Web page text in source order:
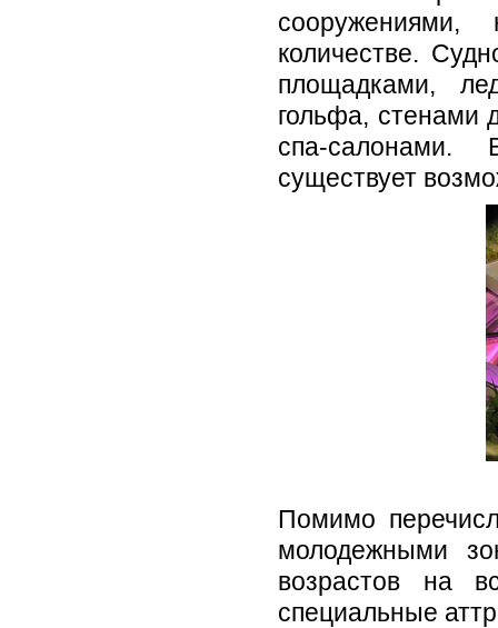
количестве.
площадками,
гольфа, стенами
спа-салонами.
существует
Помимо
молодежными
возрастов на
специальные